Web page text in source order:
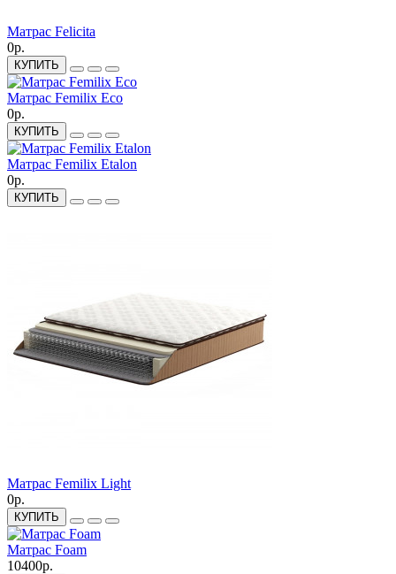
Матрас Felicita
0р.
КУПИТЬ
Матрас Femilix Eco
0р.
КУПИТЬ
Матрас Femilix Etalon
0р.
КУПИТЬ
Матрас Femilix Light
0р.
КУПИТЬ
Матрас Foam
10400р.